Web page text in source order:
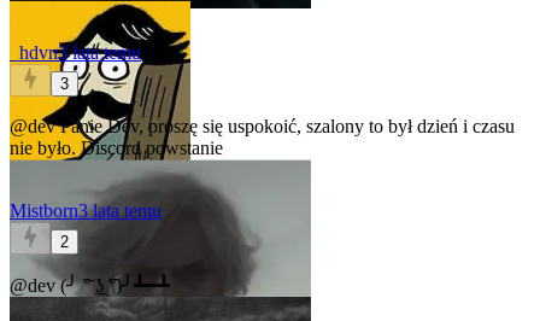
_hdvn3 lata temu
3
@devPanie Dev, proszę się uspokoić, szalony to był dzień i czasu
nie było. Discord powstanie
Mistborn3 lata temu
2
@dev(╯ ͠° ͟ʖ ͡°)╯┻━┻